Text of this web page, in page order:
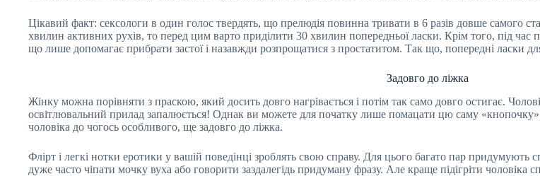
Цікавий факт: сексологи в один голос твердять, що прелюдія повинна тривати в 6 разів довше самого
хвилин активних рухів, то перед цим варто приділити 30 хвилин попередньої ласки. Крім того, під час
що лише допомагає прибрати застої і назавжди розпрощатися з простатитом. Так що, попередні ласки
Задовго до ліжка
Жінку можна порівняти з праскою, який досить довго нагрівається і потім так само довго остигає.
освітлювальний прилад запалюється! Однак ви можете для початку лише помацати цю саму
чоловіка до чогось особливого, ще задовго до ліжка.
Флірт і легкі нотки еротики у вашій поведінці зроблять свою справу. Для цього багато пар придумують
дуже часто чіпати мочку вуха або говорити заздалегідь придуману фразу. Але краще підігріти чоловіка